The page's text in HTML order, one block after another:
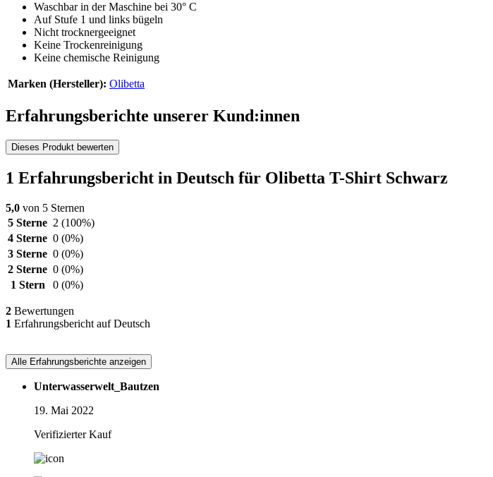
Waschbar in der Maschine bei 30° C
Auf Stufe 1 und links bügeln
Nicht trocknergeeignet
Keine Trockenreinigung
Keine chemische Reinigung
Marken (Hersteller): Olibetta
Erfahrungsberichte unserer Kund:innen
Dieses Produkt bewerten
1 Erfahrungsbericht in Deutsch für Olibetta T-Shirt Schwarz
5,0 von 5 Sternen
5 Sterne 2 (100%)
4 Sterne 0 (0%)
3 Sterne 0 (0%)
2 Sterne 0 (0%)
1 Stern
0 (0%)
2 Bewertungen
1 Erfahrungsbericht auf Deutsch
Alle Erfahrungsberichte anzeigen
Unterwasserwelt_Bautzen
19. Mai 2022
Verifizierter Kauf